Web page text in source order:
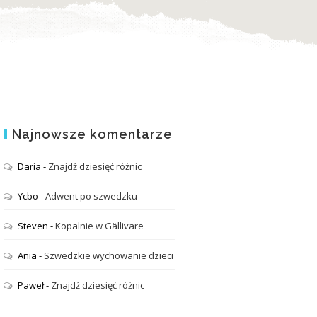
Najnowsze komentarze
Daria - Znajdź dziesięć różnic
Ycbo -Adwent po szwedzku
Steven -Kopalnie w Gällivare
Ania - Szwedzkie wychowanie dzieci
Paweł- Znajdź dziesięć różnic